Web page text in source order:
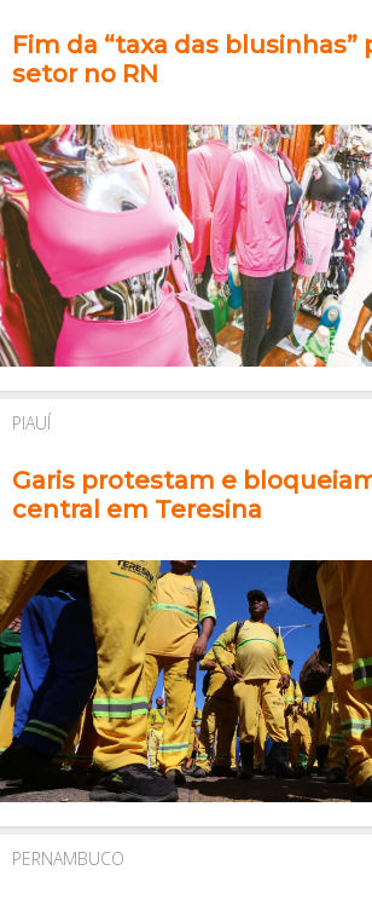
Fim da “taxa das blusinhas”
setor no RN
PIAUÍ
Garis protestam e
central em Teresina
PERNAMBUCO